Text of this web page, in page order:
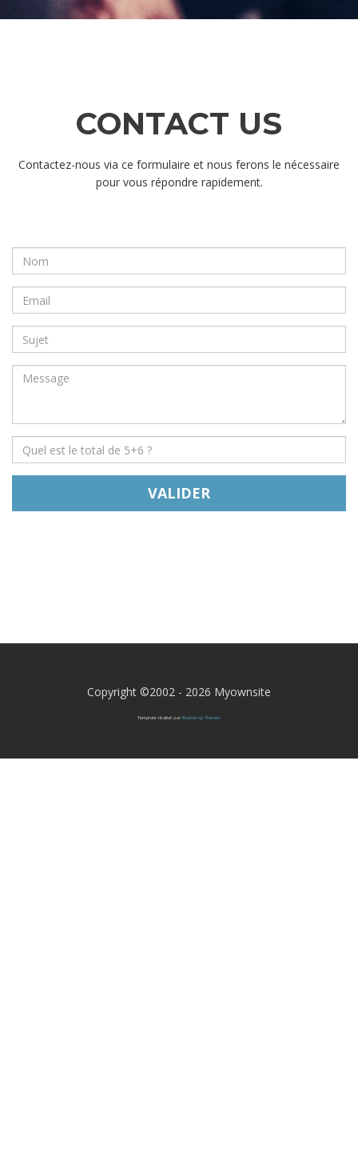
CONTACT US
Contactez-nous via ce formulaire et nous ferons le nécessaire
pour vous répondre rapidement.
Copyright ©2002 - 2026 Myownsite
Template réalisé par Bootstrap Themes